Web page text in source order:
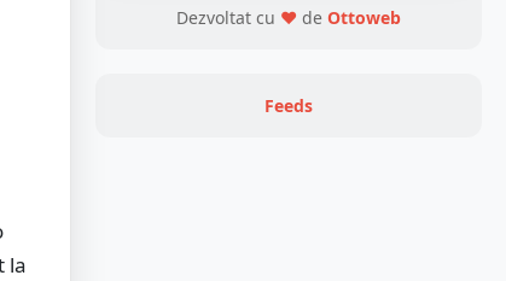
la
Dezvoltat cu ❤ de Ottoweb
Feeds